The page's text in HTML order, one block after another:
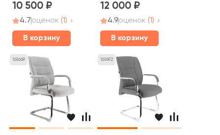
10 500
4.7оценок (1)
В корзину
12 000
4.9оценок (1)
В корзину
161669 161692